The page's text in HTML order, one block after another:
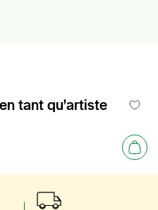
tant qu'artiste